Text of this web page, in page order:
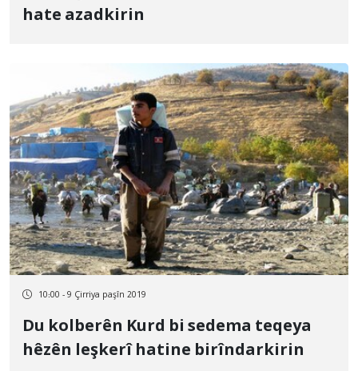
hate azadkirin
10:00 - 9 Çirriya paşîn 2019
Du kolberên Kurd bi sedema teqeya
hêzên leşkerî hatine birîndarkirin